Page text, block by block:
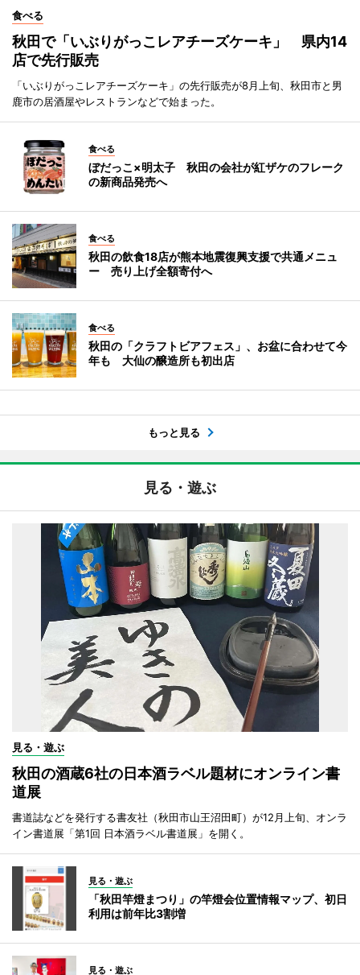
食べる
秋田で「いぶりがっこレアチーズケーキ」 県内14
店で先行販売
「いぶりがっこレアチーズケーキ」の先行販売が8月上旬、秋田市と男
鹿市の居酒屋やレストランなどで始まった。
食べる
ぼだっこ×明太子 秋田の会社が紅ザケのフレーク
の新商品発売へ
食べる
秋田の飲食18店が熊本地震復興支援で共通メニュ
ー 売り上げ全額寄付へ
食べる
秋田の「クラフトビアフェス」、お盆に合わせて今
年も 大仙の醸造所も初出店
もっと見る
見る・遊ぶ
見る・遊ぶ
秋田の酒蔵6社の日本酒ラベル題材にオンライン書
道展
書道誌などを発行する書友社（秋田市山王沼田町）が12月上旬、オンラ
イン書道展「第1回 日本酒ラベル書道展」を開く。
見る・遊ぶ
「秋田竿燈まつり」の竿燈会位置情報マップ、初日
利用は前年比3割増
見る・遊ぶ